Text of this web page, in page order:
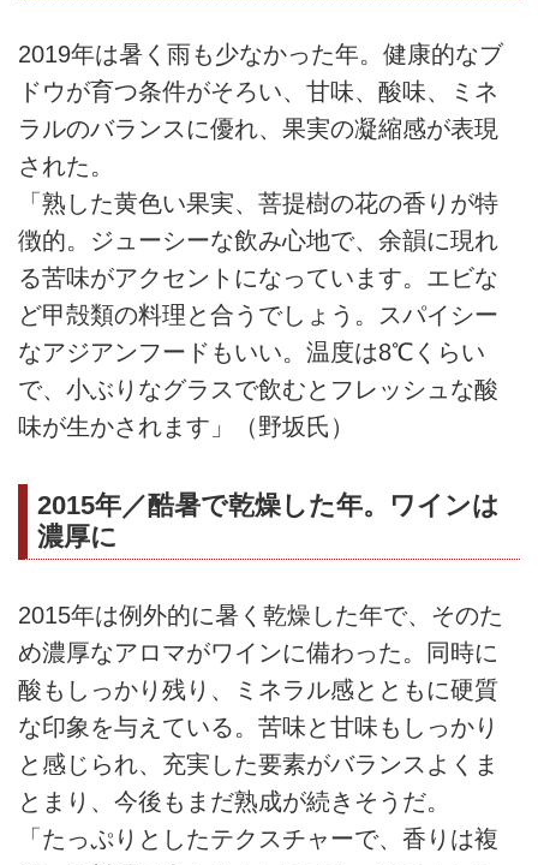
2019年は暑く雨も少なかった年。健康的なブ
ドウが育つ条件がそろい、甘味、酸味、ミネ
ラルのバランスに優れ、果実の凝縮感が表現
された。
「熟した黄色い果実、菩提樹の花の香りが特
徴的。ジューシーな飲み心地で、余韻に現れ
る苦味がアクセントになっています。エビな
ど甲殻類の料理と合うでしょう。スパイシー
なアジアンフードもいい。温度は8℃くらい
で、小ぶりなグラスで飲むとフレッシュな酸
味が生かされます」（野坂氏）
2015年／酷暑で乾燥した年。ワインは
濃厚に
2015年は例外的に暑く乾燥した年で、そのた
め濃厚なアロマがワインに備わった。同時に
酸もしっかり残り、ミネラル感とともに硬質
な印象を与えている。苦味と甘味もしっかり
と感じられ、充実した要素がバランスよくま
とまり、今後もまだ熟成が続きそうだ。
「たっぷりとしたテクスチャーで、香りは複